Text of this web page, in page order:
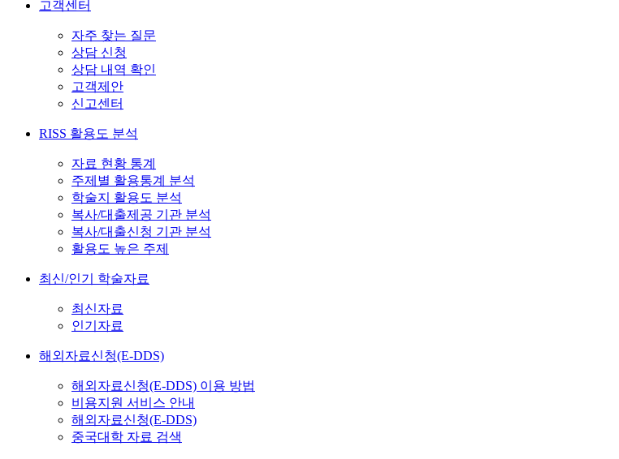
고객센터
자주 찾는 질문
상담 신청
상담 내역 확인
고객제안
신고센터
RISS 활용도 분석
자료 현황 통계
주제별 활용통계 분석
학술지 활용도 분석
복사/대출제공 기관 분석
복사/대출신청 기관 분석
활용도 높은 주제
최신/인기 학술자료
최신자료
인기자료
해외자료신청(E-DDS)
해외자료신청(E-DDS) 이용 방법
비용지원 서비스 안내
해외자료신청(E-DDS)
중국대학 자료 검색